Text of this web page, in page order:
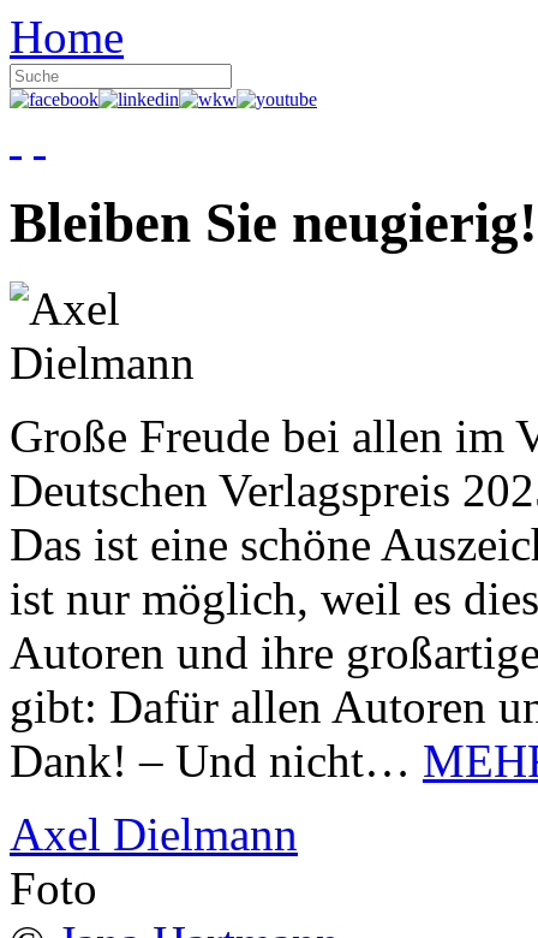
Home
Bleiben Sie neugierig!
Große Freude bei allen im
Deutschen Verlagspreis
Das ist eine schöne
ist nur möglich, weil es
Autoren und ihre
gibt: Dafür allen Autoren
Dank! – Und nicht…
Axel Dielmann
Foto